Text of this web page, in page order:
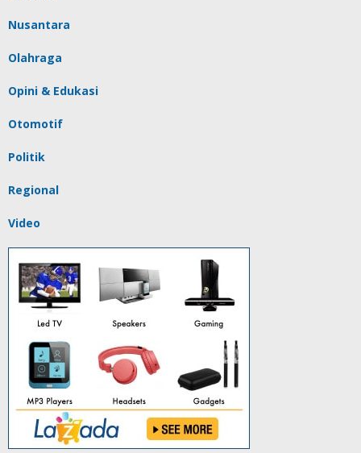
Nusantara
Olahraga
Opini & Edukasi
Otomotif
Politik
Regional
Video